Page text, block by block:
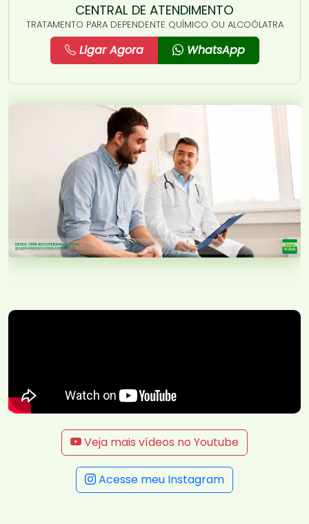
CENTRAL DE ATENDIMENTO
TRATAMENTO PARA DEPENDENTE QUÍMICO OU ALCOÓLATRA
Ligar Agora WhatsApp
Veja mais vídeos no Youtube
Acesse meu Instagram